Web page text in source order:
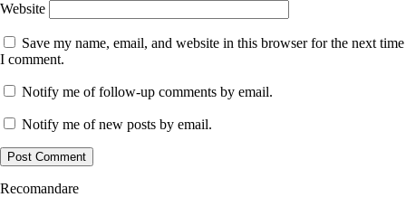
Website
Save my name, email, and website in this browser for the next time
I comment.
Notify me of follow-up comments by email.
Notify me of new posts by email.
Recomandare